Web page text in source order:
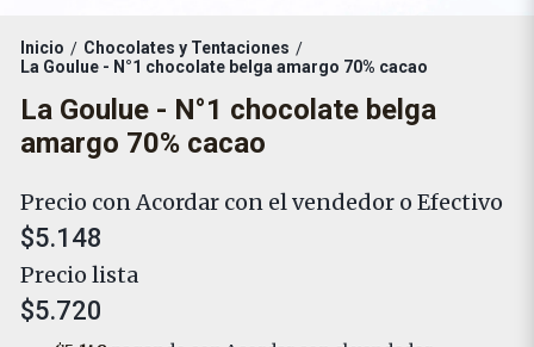
Inicio / Chocolates y Tentaciones /
La Goulue - N°1 chocolate belga amargo 70% cacao
La Goulue - N°1 chocolate belga
amargo 70% cacao
Precio con Acordar con el vendedor o Efectivo
$5.148
Precio lista
$5.720